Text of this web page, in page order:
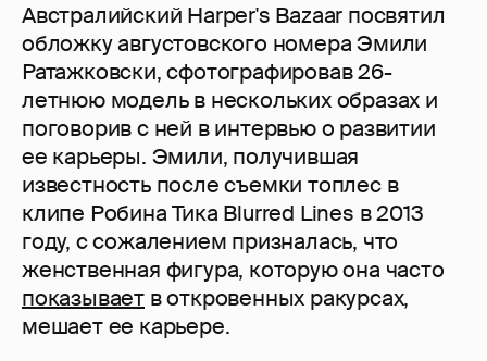
Австралийский Harper's Bazaar посвятил
обложку августовского номера Эмили
Ратажковски, сфотографировав 26-
летнюю модель в нескольких образах и
поговорив с ней в интервью о развитии
ее карьеры. Эмили, получившая
известность после съемки топлес в
клипе Робина Тика Blurred Lines в 2013
году, с сожалением призналась, что
женственная фигура, которую она часто
показывает в откровенных ракурсах,
мешает ее карьере.